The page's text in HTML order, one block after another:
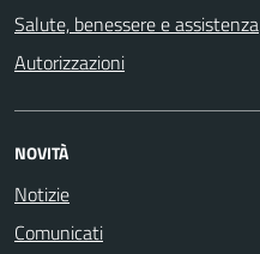
Salute, benessere e assistenza
Autorizzazioni
NOVITÀ
Notizie
Comunicati